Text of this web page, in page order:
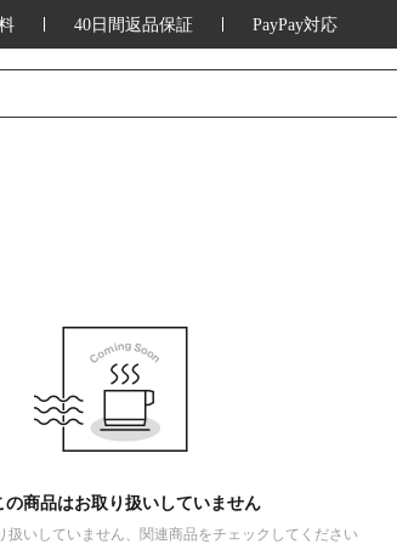
40日間返品保証 PayPay対応
の商品はお取り扱いしていません
扱いしていません、関連商品をチェックしてください